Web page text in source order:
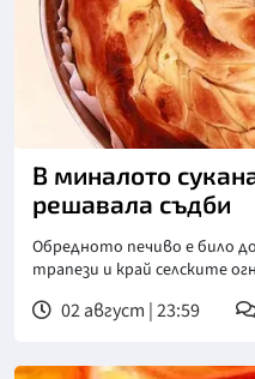
В миналото
решавала съдби
Обредното печиво е било
трапези и край селските
02 август | 23:59